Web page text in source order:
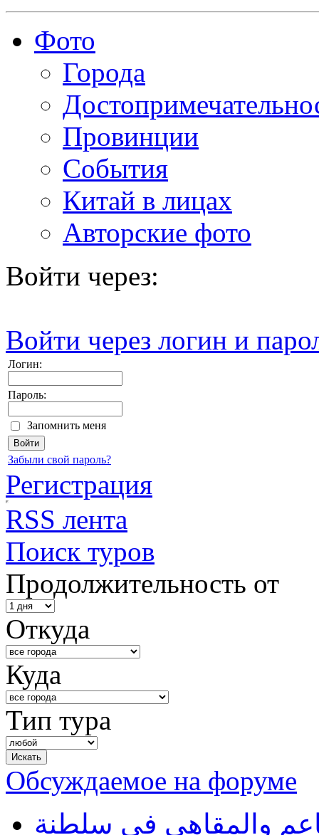
Фото
Города
Провинции
События
Китай в лицах
Авторские фото
Войти через:
Войти через логин и
Логин:
Пароль:
Запомнить меня
Забыли свой пароль?
Регистрация
RSS лента
Поиск туров
Продолжительность от
Откуда
Куда
Тип тура
Обсуждаемое на форуме
والمقاهي في سلطنة